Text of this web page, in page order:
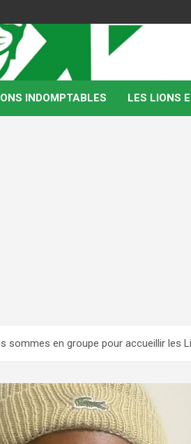
INDOMPTABLES LES LIONS
sommes en groupe pour accueillir les